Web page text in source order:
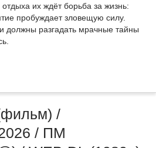
их ждёт борьба за жизнь:
пробуждает зловещую силу.
должны разгадать мрачные тайны
/
/ ПМ